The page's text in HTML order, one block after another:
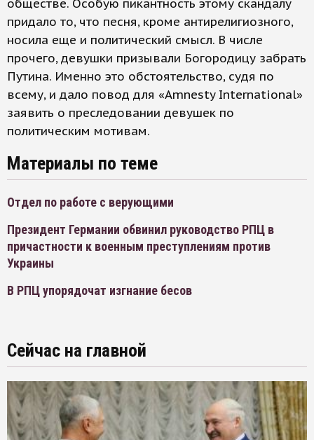
обществе. Особую пикантность этому скандалу
придало то, что песня, кроме антирелигиозного,
носила еще и политический смысл. В числе
прочего, девушки призывали Богородицу забрать
Путина. Именно это обстоятельство, судя по
всему, и дало повод для «Amnesty International»
заявить о преследовании девушек по
политическим мотивам.
Материалы по теме
Отдел по работе с верующими
Президент Германии обвинил руководство РПЦ в
причастности к военным преступлениям против
Украины
В РПЦ упорядочат изгнание бесов
Сейчас на главной